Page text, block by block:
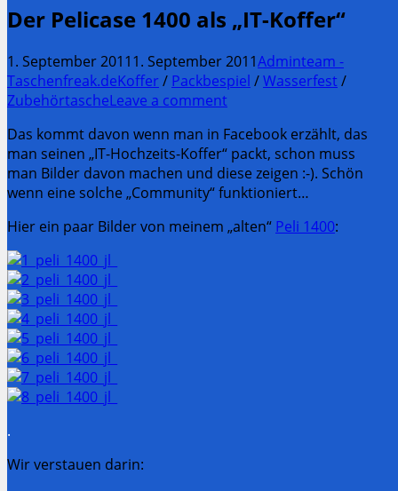
Der Pelicase 1400 als „IT-Koffer“
1. September 20111. September 2011Adminteam -
Taschenfreak.deKoffer / Packbespiel /Wasserfest /
ZubehörtascheLeave a comment
Das kommt davon wenn man in Facebook erzählt, das
man seinen „IT-Hochzeits-Koffer“ packt, schon muss
man Bilder davon machen und diese zeigen :-). Schön
wenn eine solche „Community“ funktioniert…
Hier ein paar Bilder von meinem „alten“ Peli 1400:
.
Wir verstauen darin: